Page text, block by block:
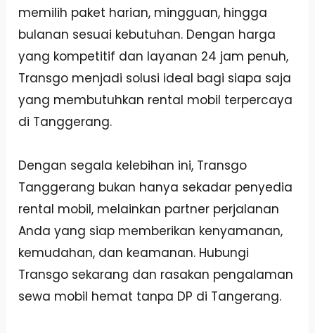
memilih paket harian, mingguan, hingga
bulanan sesuai kebutuhan. Dengan harga
yang kompetitif dan layanan 24 jam penuh,
Transgo menjadi solusi ideal bagi siapa saja
yang membutuhkan rental mobil terpercaya
di Tanggerang.
Dengan segala kelebihan ini, Transgo
Tanggerang bukan hanya sekadar penyedia
rental mobil, melainkan partner perjalanan
Anda yang siap memberikan kenyamanan,
kemudahan, dan keamanan. Hubungi
Transgo sekarang dan rasakan pengalaman
sewa mobil hemat tanpa DP di Tangerang.